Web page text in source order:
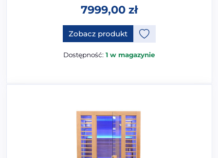
7999,00 zł
Zobacz produktTen produkt ma opcje, które
Dostępność: 1 w magazynie